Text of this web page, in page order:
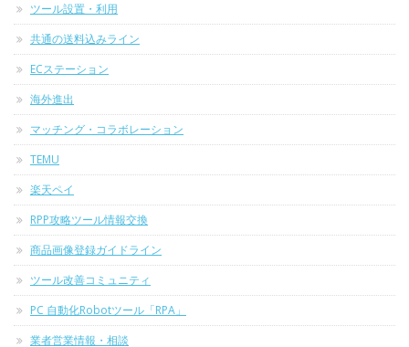
ツール設置・利用
共通の送料込みライン
ECステーション
海外進出
マッチング・コラボレーション
TEMU
楽天ペイ
RPP攻略ツール情報交換
商品画像登録ガイドライン
ツール改善コミュニティ
PC 自動化Robotツール「RPA」
業者営業情報・相談